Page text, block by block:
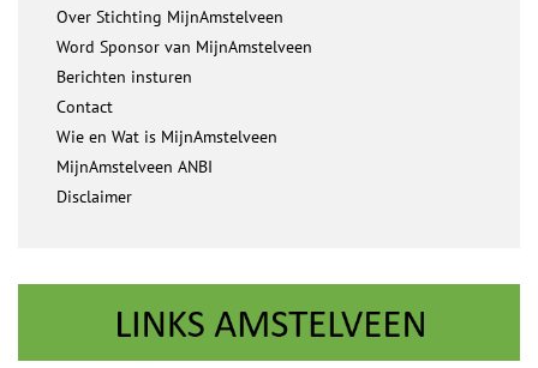
Over Stichting MijnAmstelveen
Word Sponsor van MijnAmstelveen
Berichten insturen
Contact
Wie en Wat is MijnAmstelveen
MijnAmstelveen ANBI
Disclaimer